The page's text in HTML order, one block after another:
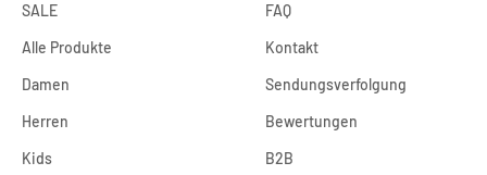
SALE
Alle Produkte
Damen
Herren
Kids
FAQ
Kontakt
Sendungsverfolgung
Bewertungen
B2B